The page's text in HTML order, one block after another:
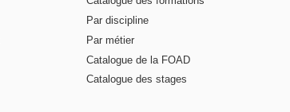
Par discipline
Par métier
Catalogue de la FOAD
Catalogue des stages